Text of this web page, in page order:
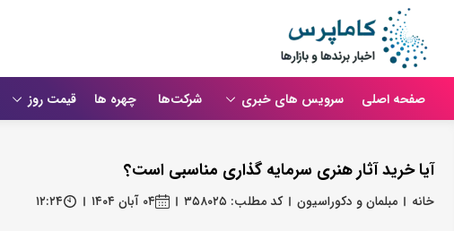
صفحه اصلی سرویس های خبری شرکت‌ها چهره ها قیمت روز
آیا خرید آثار هنری سرمایه گذاری مناسبی است؟
خانه مبلمان و دکوراسیون کد مطلب: ۳۵۸۰۲۵ ۰۴ آبان ۱۴۰۴ ۱۲:۲۴